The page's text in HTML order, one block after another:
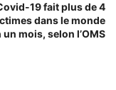
19 fait plus de 4
dans le monde
un mois, selon l’OMS